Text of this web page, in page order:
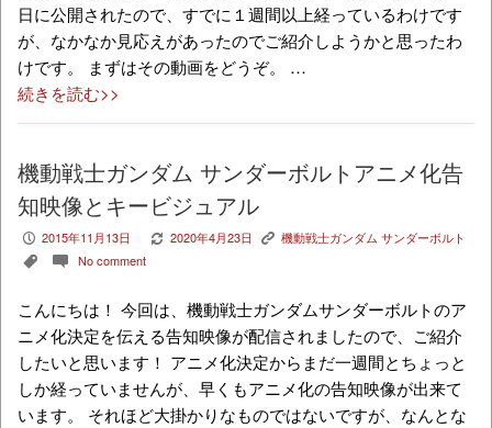
日に公開されたので、すでに１週間以上経っているわけです
が、なかなか見応えがあったのでご紹介しようかと思ったわ
けです。 まずはその動画をどうぞ。 …
続きを読む>>
機動戦士ガンダム サンダーボルトアニメ化告
知映像とキービジュアル
P 2015年11月13日 V 2020年4月23日 K 機動戦士ガンダム サンダーボルト
, c No comment
こんにちは！ 今回は、機動戦士ガンダムサンダーボルトのア
ニメ化決定を伝える告知映像が配信されましたので、ご紹介
したいと思います！ アニメ化決定からまだ一週間とちょっと
しか経っていませんが、早くもアニメ化の告知映像が出来て
います。 それほど大掛かりなものではないですが、なんとな